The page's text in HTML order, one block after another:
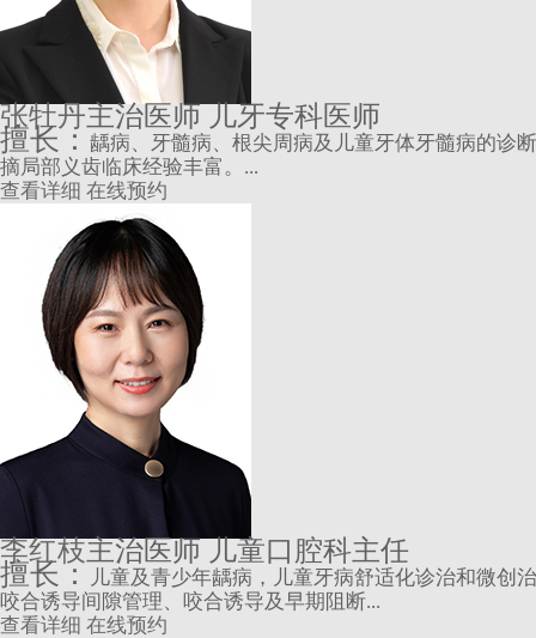
张牡丹主治医师 儿牙专科医师
擅长： 龋病、牙髓病、根尖周病及儿童牙体牙髓病的诊
摘局部义齿临床经验丰富。...
查看详细 在线预约
李红枝主治医师 儿童口腔科主任
擅长： 儿童及青少年龋病，儿童牙病舒适化诊治和微创
咬合诱导间隙管理、咬合诱导及早期阻断...
查看详细 在线预约